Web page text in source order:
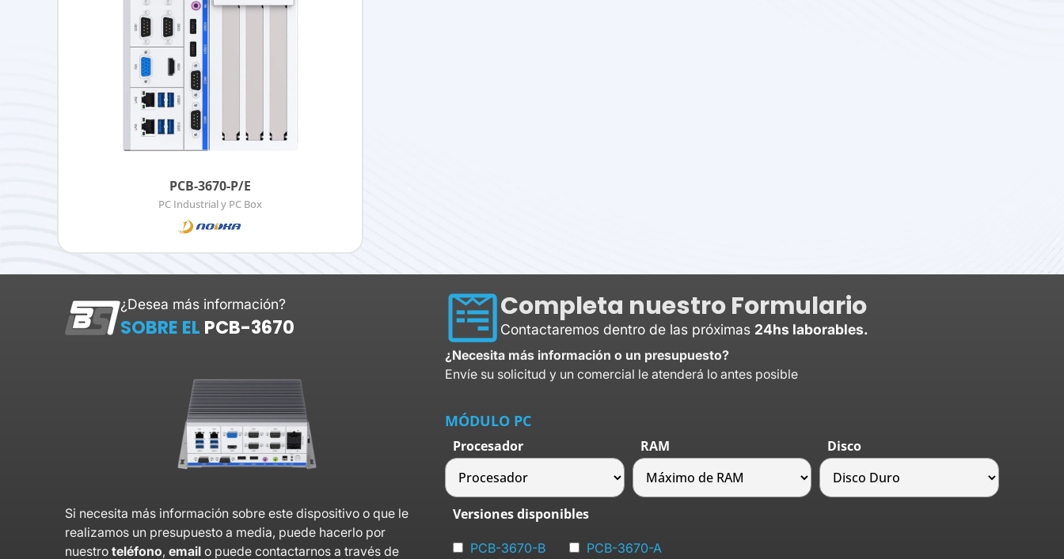
PCB-3670-P/E
PC Industrial y PC Box
¿Desea más información?
SOBRE EL PCB-3670
Si necesita más información sobre este dispositivo o que le
realizamos un presupuesto a media, puede hacerlo por
nuestro teléfono, email o puede contactarnos a través de
Completa nuestro Formulario
Contactaremos dentro de las próximas 24hs laborables.
¿Necesita más información o un presupuesto?
Envíe su solicitud y un comercial le atenderá lo antes posible
MÓDULO PC
Procesador RAM Disco
Versiones disponibles
PCB-3670-B PCB-3670-A